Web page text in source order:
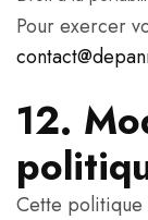
Pour exercer
12.
Cette politique